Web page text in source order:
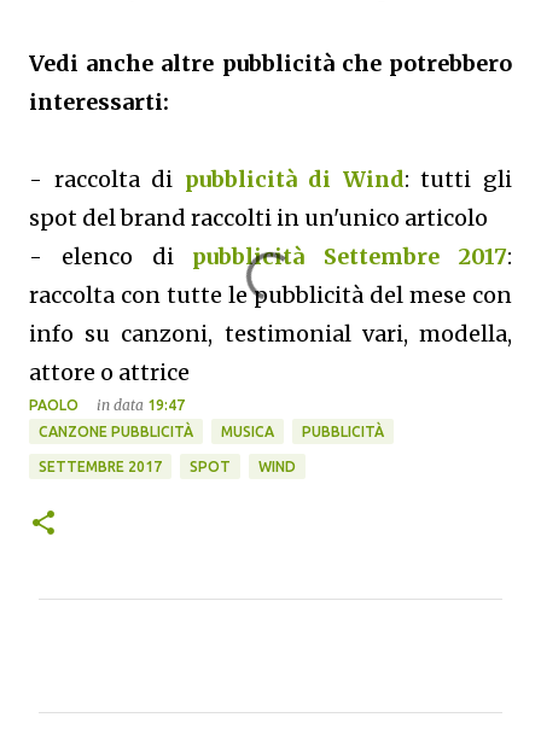
Vedi anche altre pubblicità che potrebbero
interessarti:
- raccolta di pubblicità di Wind: tutti gli
spot del brand raccolti in un'unico articolo
- elenco di pubblicità Settembre 2017:
raccolta con tutte le pubblicità del mese con
info su canzoni, testimonial vari, modella,
attore o attrice
PAOLO in data 19:47
CANZONE PUBBLICITÀ
MUSICA PUBBLICITÀ
SETTEMBRE 2017 SPOT WIND